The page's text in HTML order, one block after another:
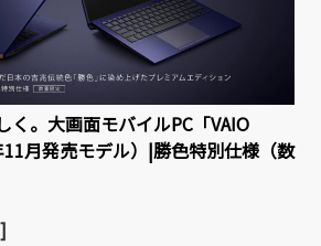
く。大画面モバイルPC「VAIO
月発売モデル）|勝色特別仕様（数